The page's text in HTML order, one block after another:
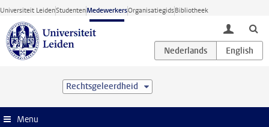
Ga direct naar de inhoud
Universiteit LeidenStudentenMedewerkersOrganisatiegidsBibliotheek
toggle
Rechtsgeleerdheid
Menu